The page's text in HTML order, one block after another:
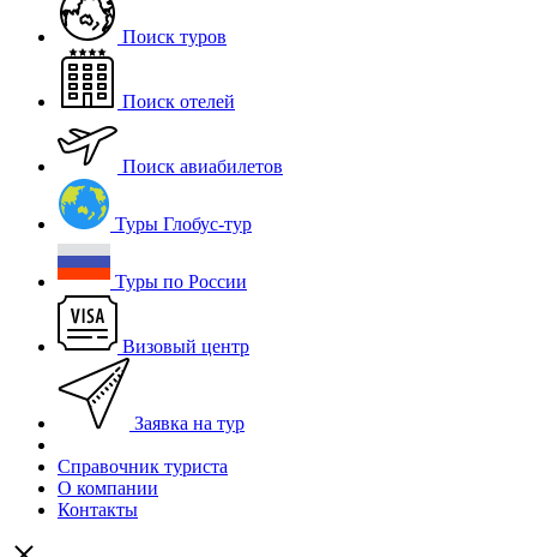
Поиск туров
Поиск отелей
Поиск авиабилетов
Туры Глобус-тур
Туры по России
Визовый центр
Заявка на тур
Справочник туриста
О компании
Контакты